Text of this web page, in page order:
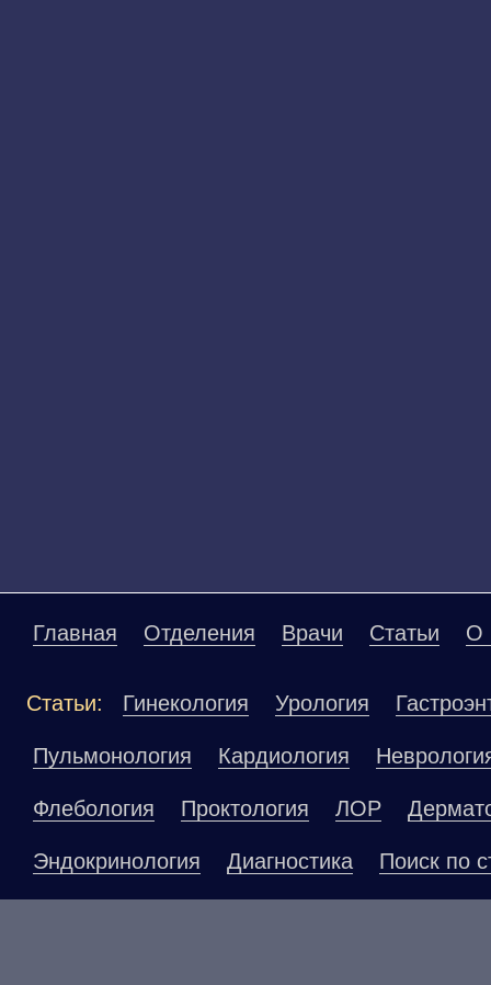
Главная Отделения Врачи Статьи О
Статьи: Гинекология Урология
Пульмонология Кардиология
Флебология Проктология ЛОР
Эндокринология Диагностика Поиск по